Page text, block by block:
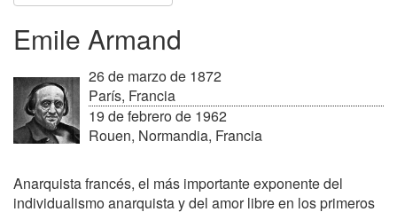
Emile Armand
26 de marzo de 1872
París, Francia
19 de febrero de 1962
Rouen, Normandia, Francia
Anarquista francés, el más importante exponente del
individualismo anarquista y del amor libre en los primeros